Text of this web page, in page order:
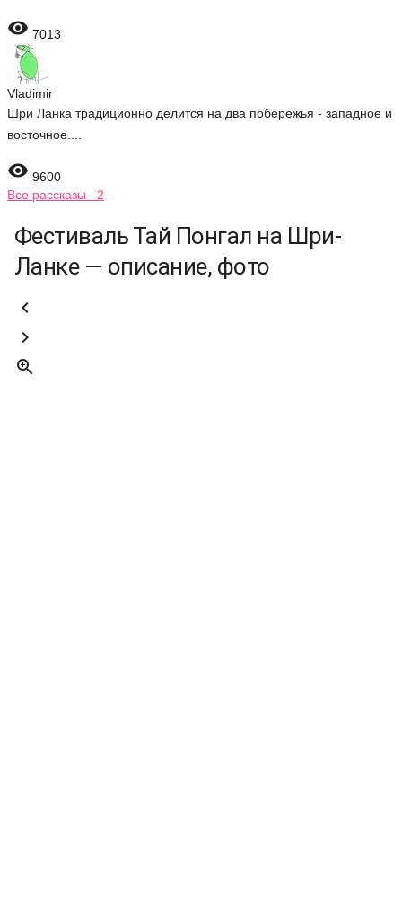
 7013
Vladimir
Шри Ланка традиционно делится на два побережья - западное и
восточное....
 9600
Все рассказы 2
Фестиваль Тай Понгал на Шри-
Ланке — описание, фото


